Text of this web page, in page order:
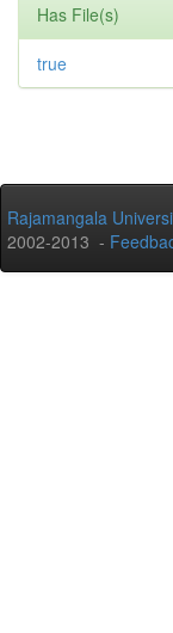
Has File(s)
true
Rajamangala
2002-2013 -